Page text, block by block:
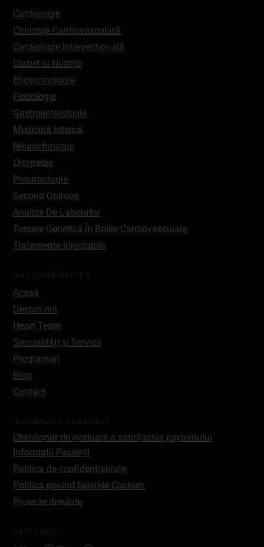
Cardiologie
Chirurgie Cardiovasculară
Cardiologie Intervențională
Diabet si Nutriție
Endocrinologie
Flebologie
Gastroenterologie
Medicină Internă
Neurochirurgie
Ortopedie
Pneumologie
Second Opinion
Analize De Laborator
Testare Genetică În Bolile Cardiovasculare
Tratamente Injectabile
Acasa
Despre noi
Heart Team
Specialități și Servicii
Programari
Blog
Contact
Chestionar de evaluare a satisfactiei pacientului
Informații Pacienți
Politica de confidențialitate
Politica privind fișierele Cookies
Proiecte derulate